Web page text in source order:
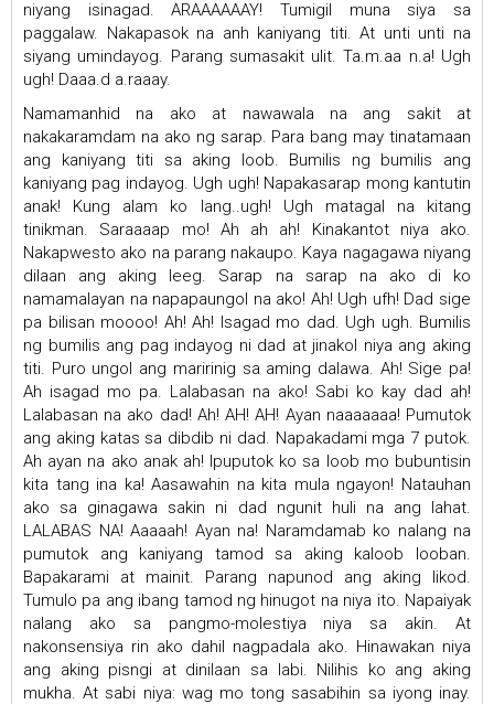
niyang isinagad. ARAAAAAAY! Tumigil muna siya sa
paggalaw. Nakapasok na anh kaniyang titi. At unti unti na
siyang umindayog. Parang sumasakit ulit. Ta.m.aa n.a! Ugh
ugh! Daaa.d a.raaay.
Namamanhid na ako at nawawala na ang sakit at
nakakaramdam na ako ng sarap. Para bang may tinatamaan
ang kaniyang titi sa aking loob. Bumilis ng bumilis ang
kaniyang pag indayog. Ugh ugh! Napakasarap mong kantutin
anak! Kung alam ko lang..ugh! Ugh matagal na kitang
tinikman. Saraaaap mo! Ah ah ah! Kinakantot niya ako.
Nakapwesto ako na parang nakaupo. Kaya nagagawa niyang
dilaan ang aking leeg. Sarap na sarap na ako di ko
namamalayan na napapaungol na ako! Ah! Ugh ufh! Dad sige
pa bilisan moooo! Ah! Ah! Isagad mo dad. Ugh ugh. Bumilis
ng bumilis ang pag indayog ni dad at jinakol niya ang aking
titi. Puro ungol ang maririnig sa aming dalawa. Ah! Sige pa!
Ah isagad mo pa. Lalabasan na ako! Sabi ko kay dad ah!
Lalabasan na ako dad! Ah! AH! AH! Ayan naaaaaaa! Pumutok
ang aking katas sa dibdib ni dad. Napakadami mga 7 putok.
Ah ayan na ako anak ah! Ipuputok ko sa loob mo bubuntisin
kita tang ina ka! Aasawahin na kita mula ngayon! Natauhan
ako sa ginagawa sakin ni dad ngunit huli na ang lahat.
LALABAS NA! Aaaaah! Ayan na! Naramdamab ko nalang na
pumutok ang kaniyang tamod sa aking kaloob looban.
Bapakarami at mainit. Parang napunod ang aking likod.
Tumulo pa ang ibang tamod ng hinugot na niya ito. Napaiyak
nalang ako sa pangmo-molestiya niya sa akin. At
nakonsensiya rin ako dahil nagpadala ako. Hinawakan niya
ang aking pisngi at dinilaan sa labi. Nilihis ko ang aking
mukha. At sabi niya: wag mo tong sasabihin sa iyong inay.